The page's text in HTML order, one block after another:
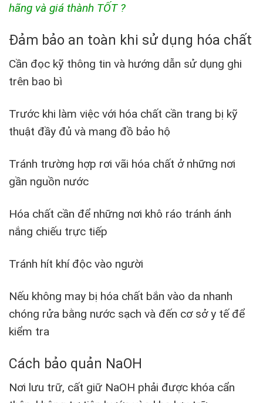
hãng và giá thành TỐT ?
Đảm bảo an toàn khi sử dụng hóa chất
Cần đọc kỹ thông tin và hướng dẫn sử dụng ghi
trên bao bì
Trước khi làm việc với hóa chất cần trang bị kỹ
thuật đầy đủ và mang đồ bảo hộ
Tránh trường hợp rơi vãi hóa chất ở những nơi
gần nguồn nước
Hóa chất cần để những nơi khô ráo tránh ánh
nắng chiếu trực tiếp
Tránh hít khí độc vào người
Nếu không may bị hóa chất bắn vào da nhanh
chóng rửa bằng nước sạch và đến cơ sở y tế để
kiểm tra
Cách bảo quản NaOH
Nơi lưu trữ, cất giữ NaOH phải được khóa cẩn